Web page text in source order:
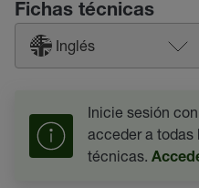
Fichas técnicas
Inglés
Inicie sesión
acceder a todas
técnicas.